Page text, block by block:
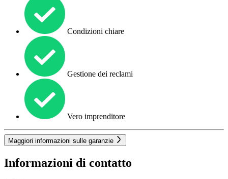
Condizioni chiare
Gestione dei reclami
Vero imprenditore
Maggiori informazioni sulle garanzie
Informazioni di contatto